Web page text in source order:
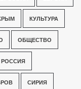
КУЛЬТУРА
ОБЩЕСТВО
РОССИЯ
СИРИЯ